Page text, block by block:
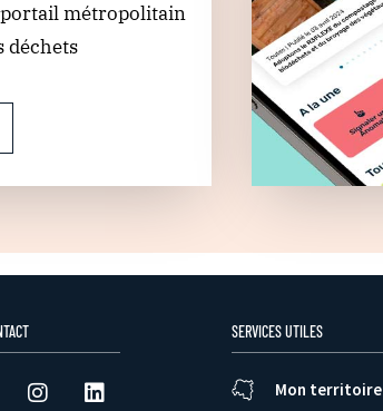
métropolitain
déchets
SERVICES UTILES
Mon territoire